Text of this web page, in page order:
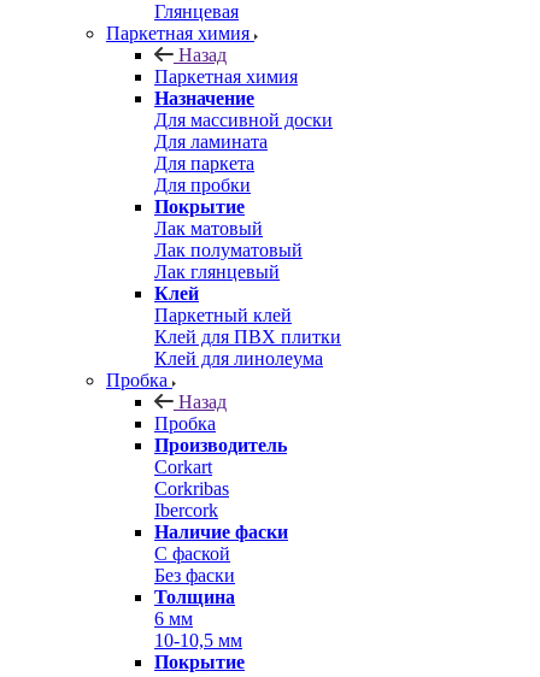
Глянцевая
Паркетная химия
Назад
Паркетная химия
Назначение
Для массивной доски
Для ламината
Для паркета
Для пробки
Покрытие
Лак матовый
Лак полуматовый
Лак глянцевый
Клей
Паркетный клей
Клей для ПВХ плитки
Клей для линолеума
Пробка
Назад
Пробка
Производитель
Corkart
Corkribas
Ibercork
Наличие фаски
С фаской
Без фаски
Толщина
6 мм
10-10,5 мм
Покрытие